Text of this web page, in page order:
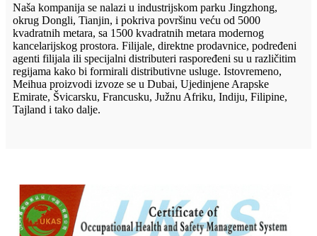
Naša kompanija se nalazi u industrijskom parku Jingzhong,
okrug Dongli, Tianjin, i pokriva površinu veću od 5000
kvadratnih metara, sa 1500 kvadratnih metara modernog
kancelarijskog prostora. Filijale, direktne prodavnice, podređeni
agenti filijala ili specijalni distributeri raspoređeni su u različitim
regijama kako bi formirali distributivne usluge. Istovremeno,
Meihua proizvodi izvoze se u Dubai, Ujedinjene Arapske
Emirate, Švicarsku, Francusku, Južnu Afriku, Indiju, Filipine,
Tajland i tako dalje.